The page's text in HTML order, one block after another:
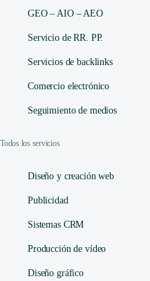
GEO – AIO – AEO
Servicio de RR. PP.
Servicios de backlinks
Comercio electrónico
Seguimiento de medios
Todos los servicios
Diseño y creación web
Publicidad
Sistemas CRM
Producción de vídeo
Diseño gráfico